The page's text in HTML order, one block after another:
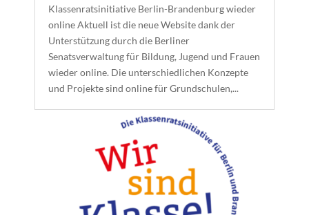
Klassenratsinitiative Berlin-Brandenburg wieder
online Aktuell ist die neue Website dank der
Unterstützung durch die Berliner
Senatsverwaltung für Bildung, Jugend und Frauen
wieder online. Die unterschiedlichen Konzepte
und Projekte sind online für Grundschulen,...